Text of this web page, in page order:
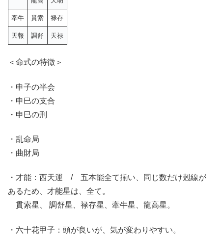
牽牛 貫索 禄存
天報 調 舒 天禄
＜命式の特徴＞
・申子の半会
・申巳の支合
・申巳の刑
・乱命局
・曲財局
・才能：西天運 / 五本能全て揃い、同じ数だけ剋線が
あるため、才能星は、全て。
貫索星、 調舒星、禄存星、牽牛星、 龍高星。
・六十花甲子：頭が良いが、気が変わりやすい。